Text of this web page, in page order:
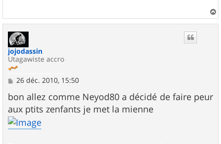
a
jojodassin
Utagawiste accro
M
s
s
a
g
e
26 déc. 2010, 15:50
bon allez comme Neyod80 a décidé de faire peur
aux ptits zenfants je met la mienne